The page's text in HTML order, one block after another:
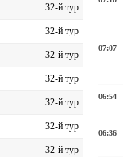
32-й тур
32-й тур
32-й тур
32-й тур
32-й тур
32-й тур
32-й тур
07:07
06:54
06:36